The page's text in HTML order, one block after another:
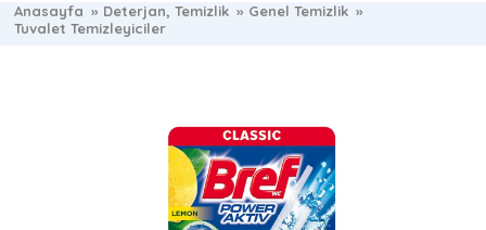
Anasayfa » Deterjan, Temizlik » Genel Temizlik »
Tuvalet Temizleyiciler